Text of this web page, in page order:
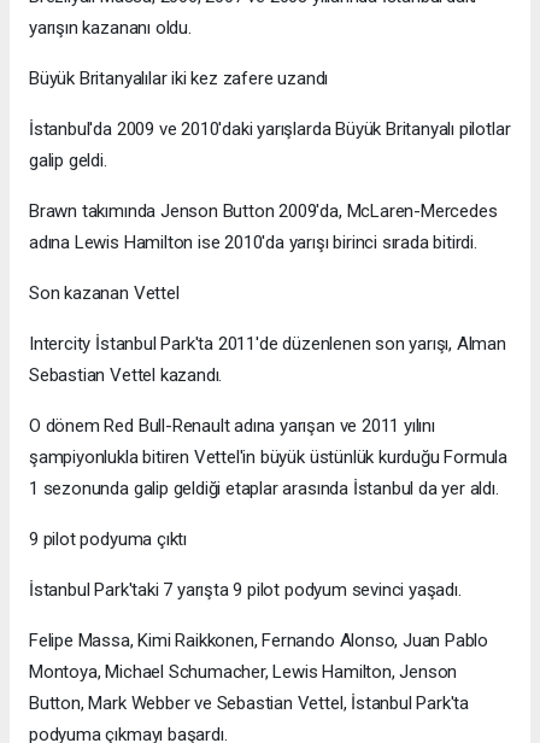
yarışın kazananı oldu.
Büyük Britanyalılar iki kez zafere uzandı
İstanbul'da 2009 ve 2010'daki yarışlarda Büyük Britanyalı pilotlar
galip geldi.
Brawn takımında Jenson Button 2009'da, McLaren-Mercedes
adına Lewis Hamilton ise 2010'da yarışı birinci sırada bitirdi.
Son kazanan Vettel
Intercity İstanbul Park'ta 2011'de düzenlenen son yarışı, Alman
Sebastian Vettel kazandı.
O dönem Red Bull-Renault adına yarışan ve 2011 yılını
şampiyonlukla bitiren Vettel'in büyük üstünlük kurduğu Formula
1 sezonunda galip geldiği etaplar arasında İstanbul da yer aldı.
9 pilot podyuma çıktı
İstanbul Park'taki 7 yarışta 9 pilot podyum sevinci yaşadı.
Felipe Massa, Kimi Raikkonen, Fernando Alonso, Juan Pablo
Montoya, Michael Schumacher, Lewis Hamilton, Jenson
Button, Mark Webber ve Sebastian Vettel, İstanbul Park'ta
podyuma çıkmayı başardı.